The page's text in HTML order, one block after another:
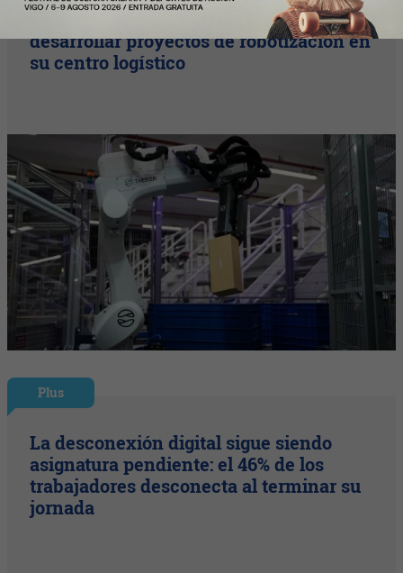
Mango colabora con Theker para
desarrollar proyectos de robotización en
su centro logístico
Plus
La desconexión digital sigue siendo
asignatura pendiente: el 46% de los
trabajadores desconecta al terminar su
jornada